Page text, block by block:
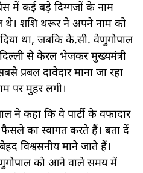
में कई बड़े दिग्गजों के नाम
थे। शशि थरूर ने अपने नाम को
था, जबकि के.सी. वेणुगोपाल
से केरल भेजकर मुख्यमंत्री
प्रबल दावेदार माना जा रहा
पर मुहर लगी।
ने कहा कि वे पार्टी के वफादार
का स्वागत करते हैं। बता दें
विश्वसनीय माने जाते हैं।
को आने वाले समय में